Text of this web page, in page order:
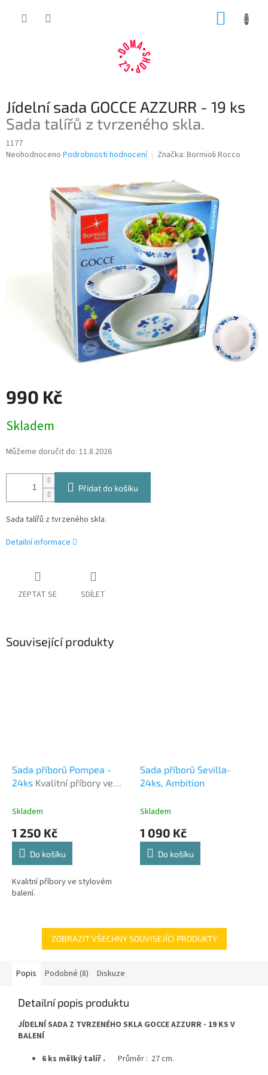
Jídelní sada GOCCE AZZURR - 19 ks
Sada talířů z tvrzeného skla.
1177
Průměrné
Neohodnoceno Podrobnosti hodnocení Značka: Bormioli Rocco
990 Kč
cena:
Skladem
Můžeme doručit do: 11.8.2026
Přidat do košíku
Sada talířů z tvrzeného skla.
Detailní informace
ZEPTAT SE SDÍLET
Související produkty
Sada příborů Pompea -
24ks Kvalitní příbory ve
Skladem
1 250 Kč
Do košíku
Kvalitní příbory ve stylovém
balení.
Sada příborů Sevilla-
24ks, Ambition
Skladem
1 090 Kč
Do košíku
ZOBRAZIT VŠECHNY SOUVISEJÍCÍ PRODUKTY
Popis Podobné (8) Diskuze
Detailní popis produktu
JÍDELNÍ SADA Z TVRZENÉHO SKLA GOCCE AZZURR - 19 KS V
BALENÍ
6 ks mělký talíř . Průměr : 27 cm.